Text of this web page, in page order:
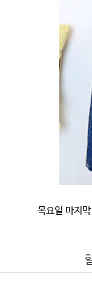
목요일 마지